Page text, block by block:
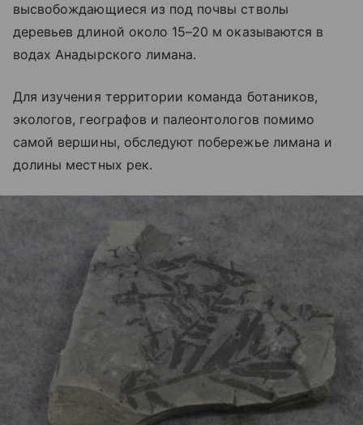
высвобождающиеся из под почвы стволы
деревьев длиной около 15–20 м оказываются в
водах Анадырского лимана.
Для изучения территории команда ботаников,
экологов, географов и палеонтологов помимо
самой вершины, обследуют побережье лимана и
долины местных рек.